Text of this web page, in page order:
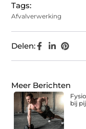
Tags:
Afvalverwerking
Delen:
Meer Berichten
bij